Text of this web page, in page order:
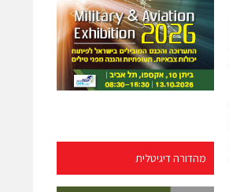
מהדורה דיגיטלית